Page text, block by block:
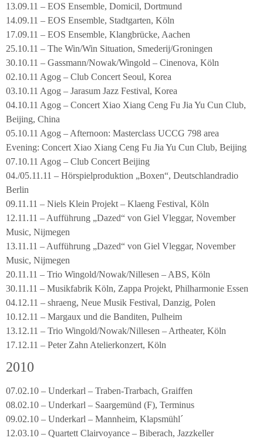
13.09.11 – EOS Ensemble, Domicil, Dortmund
14.09.11 – EOS Ensemble, Stadtgarten, Köln
17.09.11 – EOS Ensemble, Klangbrücke, Aachen
25.10.11 – The Win/Win Situation, Smederij/Groningen
30.10.11 – Gassmann/Nowak/Wingold – Cinenova, Köln
02.10.11 Agog – Club Concert Seoul, Korea
03.10.11 Agog – Jarasum Jazz Festival, Korea
04.10.11 Agog – Concert Xiao Xiang Ceng Fu Jia Yu Cun Club,
Beijing, China
05.10.11 Agog – Afternoon: Masterclass UCCG 798 area
Evening: Concert Xiao Xiang Ceng Fu Jia Yu Cun Club, Beijing
07.10.11 Agog – Club Concert Beijing
04./05.11.11 – Hörspielproduktion „Boxen“, Deutschlandradio
Berlin
09.11.11 – Niels Klein Projekt – Klaeng Festival, Köln
12.11.11 – Aufführung „Dazed“ von Giel Vleggar, November
Music, Nijmegen
13.11.11 – Aufführung „Dazed“ von Giel Vleggar, November
Music, Nijmegen
20.11.11 – Trio Wingold/Nowak/Nillesen – ABS, Köln
30.11.11 – Musikfabrik Köln, Zappa Projekt, Philharmonie Essen
04.12.11 – shraeng, Neue Musik Festival, Danzig, Polen
10.12.11 – Margaux und die Banditen, Pulheim
13.12.11 – Trio Wingold/Nowak/Nillesen – Artheater, Köln
17.12.11 – Peter Zahn Atelierkonzert, Köln
2010
07.02.10 – Underkarl – Traben-Trarbach, Graiffen
08.02.10 – Underkarl – Saargemünd (F), Terminus
09.02.10 – Underkarl – Mannheim, Klapsmühl´
12.03.10 – Quartett Clairvoyance – Biberach, Jazzkeller